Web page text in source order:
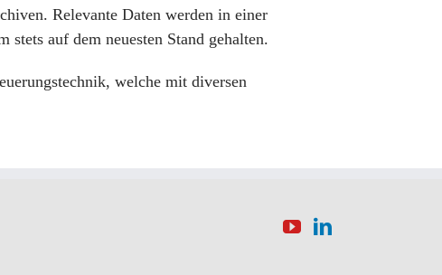
Relevante Daten werden in einer
auf dem neuesten Stand gehalten.
welche mit diversen